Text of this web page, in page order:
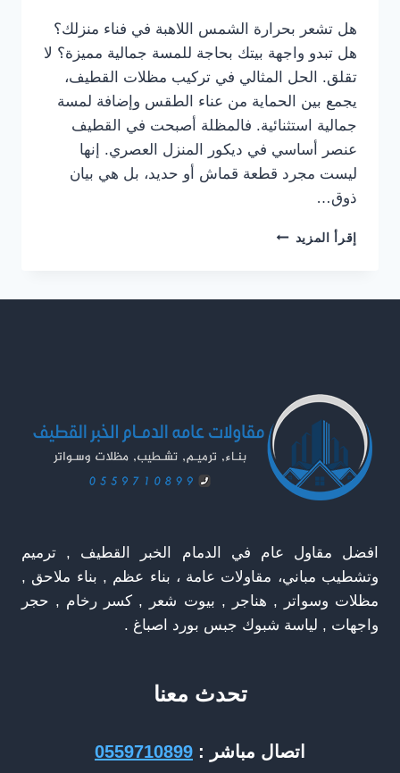
هل تشعر بحرارة الشمس اللاهبة في فناء منزلك؟
هل تبدو واجهة بيتك بحاجة للمسة جمالية مميزة؟ لا
تقلق. الحل المثالي في تركيب مظلات القطيف،
يجمع بين الحماية من عناء الطقس وإضافة لمسة
جمالية استثنائية. فالمظلة أصبحت في القطيف
عنصر أساسي في ديكور المنزل العصري. إنها
ليست مجرد قطعة قماش أو حديد، بل هي بيان
ذوق…
إقرأ المزيد تركيب
منازل
في
القطيف
افضل مقاول عام في الدمام الخبر القطيف , ترميم
وتشطيب مباني، مقاولات عامة ، بناء عظم , بناء ملاحق ,
مظلات وسواتر , هناجر , بيوت شعر , كسر رخام , حجر
واجهات , لياسة شبوك جبس بورد اصباغ .
تحدث معنا
اتصال مباشر : 0559710899